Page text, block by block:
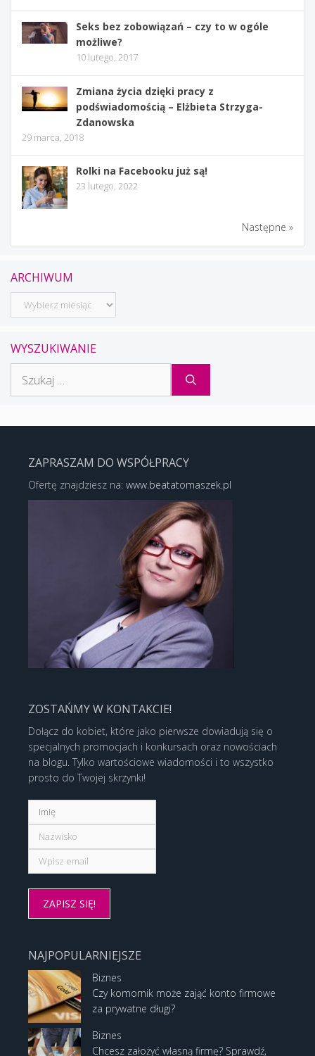
Seks bez zobowiązań – czy to w ogóle
możliwe?
10 lutego, 2017
Zmiana życia dzięki pracy z
podświadomością – Elżbieta Strzyga-
Zdanowska
29 marca, 2018
Rolki na Facebooku już są!
23 lutego, 2022
Następne »
ARCHIWUM
Archiwum
WYSZUKIWANIE
ZAPRASZAM DO WSPÓŁPRACY
Ofertę znajdziesz na: www.beatatomaszek.pl
ZOSTAŃMY W KONTAKCIE!
Dołącz do kobiet, które jako pierwsze dowiadują się o
specjalnych promocjach i konkursach oraz nowościach
na blogu. Tylko wartościowe wiadomości i to wszystko
prosto do Twojej skrzynki!
NAJPOPULARNIEJSZE
Biznes
Czy komornik może zająć konto firmowe
za prywatne długi?
Biznes
Chcesz założyć własną firmę? Sprawdź,